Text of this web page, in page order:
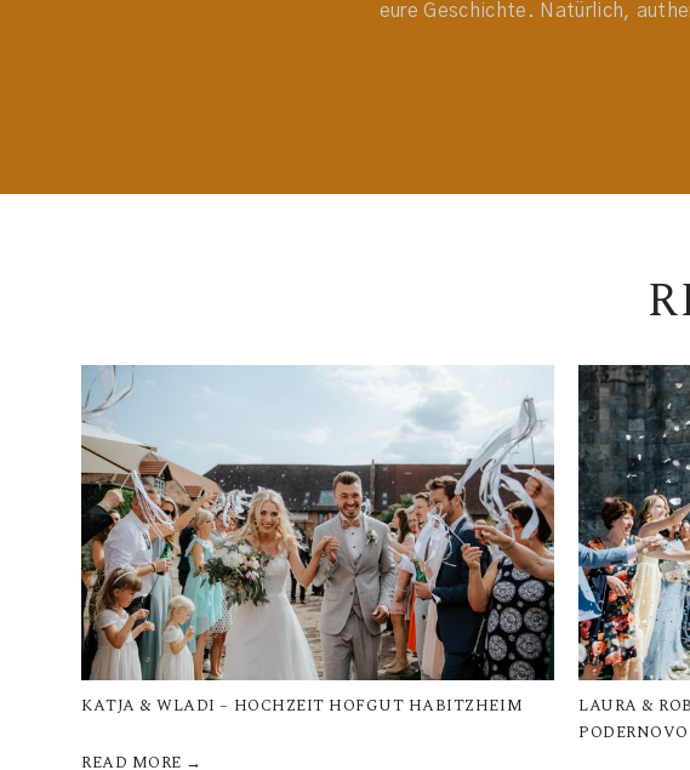
eure Geschichte. Natürlich,
KATJA & WLADI – HOCHZEIT HOFGUT HABITZHEIM
READ MORE →
LAURA &
PODERNOVO